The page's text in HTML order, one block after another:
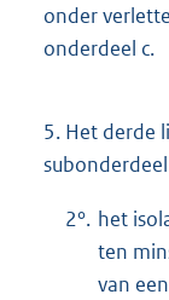
onder
onderdeel c.
5. Het derde
2°. het
ten
van